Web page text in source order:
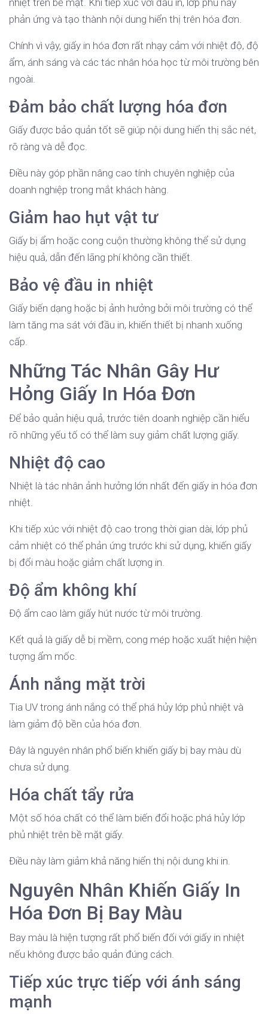
nhiệt trên bề mặt. Khi tiếp xúc với đầu in, lớp phủ này
phản ứng và tạo thành nội dung hiển thị trên hóa đơn.
Chính vì vậy, giấy in hóa đơn rất nhạy cảm với nhiệt độ, độ
ẩm, ánh sáng và các tác nhân hóa học từ môi trường bên
ngoài.
Đảm bảo chất lượng hóa đơn
Giấy được bảo quản tốt sẽ giúp nội dung hiển thị sắc nét,
rõ ràng và dễ đọc.
Điều này góp phần nâng cao tính chuyên nghiệp của
doanh nghiệp trong mắt khách hàng.
Giảm hao hụt vật tư
Giấy bị ẩm hoặc cong cuộn thường không thể sử dụng
hiệu quả, dẫn đến lãng phí không cần thiết.
Bảo vệ đầu in nhiệt
Giấy biến dạng hoặc bị ảnh hưởng bởi môi trường có thể
làm tăng ma sát với đầu in, khiến thiết bị nhanh xuống
cấp.
Những Tác Nhân Gây Hư
Hỏng Giấy In Hóa Đơn
Để bảo quản hiệu quả, trước tiên doanh nghiệp cần hiểu
rõ những yếu tố có thể làm suy giảm chất lượng giấy.
Nhiệt độ cao
Nhiệt là tác nhân ảnh hưởng lớn nhất đến giấy in hóa đơn
nhiệt.
Khi tiếp xúc với nhiệt độ cao trong thời gian dài, lớp phủ
cảm nhiệt có thể phản ứng trước khi sử dụng, khiến giấy
bị đổi màu hoặc giảm chất lượng in.
Độ ẩm không khí
Độ ẩm cao làm giấy hút nước từ môi trường.
Kết quả là giấy dễ bị mềm, cong mép hoặc xuất hiện hiện
tượng ẩm mốc.
Ánh nắng mặt trời
Tia UV trong ánh nắng có thể phá hủy lớp phủ nhiệt và
làm giảm độ bền của hóa đơn.
Đây là nguyên nhân phổ biến khiến giấy bị bay màu dù
chưa sử dụng.
Hóa chất tẩy rửa
Một số hóa chất có thể làm biến đổi hoặc phá hủy lớp
phủ nhiệt trên bề mặt giấy.
Điều này làm giảm khả năng hiển thị nội dung khi in.
Nguyên Nhân Khiến Giấy In
Hóa Đơn Bị Bay Màu
Bay màu là hiện tượng rất phổ biến đối với giấy in nhiệt
nếu không được bảo quản đúng cách.
Tiếp xúc trực tiếp với ánh sáng
mạnh